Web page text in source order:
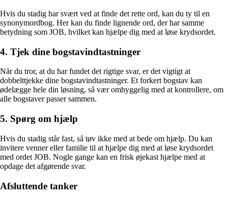
Hvis du stadig har svært ved at finde det rette ord, kan du ty til en
synonymordbog. Her kan du finde lignende ord, der har samme
betydning som JOB, hvilket kan hjælpe dig med at løse krydsordet.
4. Tjek dine bogstavindtastninger
Når du tror, at du har fundet det rigtige svar, er det vigtigt at
dobbelttjekke dine bogstavindtastninger. Et forkert bogstav kan
ødelægge hele din løsning, så vær omhyggelig med at kontrollere, om
alle bogstaver passer sammen.
5. Spørg om hjælp
Hvis du stadig står fast, så tøv ikke med at bede om hjælp. Du kan
invitere venner eller familie til at hjælpe dig med at løse krydsordet
med ordet JOB. Nogle gange kan en frisk øjekast hjælpe med at
opdage det afgørende svar.
Afsluttende tanker